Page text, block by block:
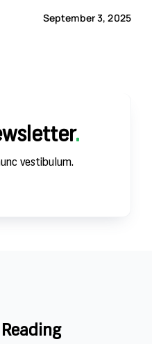
September 3, 2025
.
vestibulum.